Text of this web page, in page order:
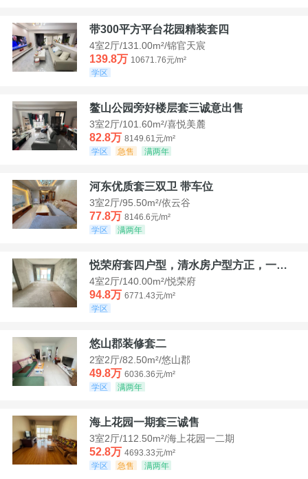
带300平方平台花园精装套四
4室2厅/131.00m²/锦官天宸
139.8万 10671.76元/m²
学区
鳌山公园旁好楼层套三诚意出售
3室2厅/101.60m²/喜悦美麓
82.8万 8149.61元/m²
学区
急售 满两年
河东优质套三双卫 带车位
3室2厅/95.50m²/依云谷
77.8万 8146.6元/m²
学区
满两年
悦荣府套四户型，清水房户型方正，一口价94，8
4室2厅/140.00m²/悦荣府
94.8万 6771.43元/m²
学区
悠山郡装修套二
2室2厅/82.50m²/悠山郡
49.8万 6036.36元/m²
学区
满两年
海上花园一期套三诚售
3室2厅/112.50m²/海上花园一二期
52.8万 4693.33元/m²
学区
急售 满两年